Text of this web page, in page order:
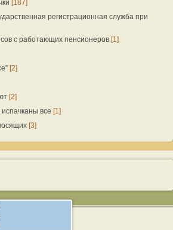
[187]
регистрационная служба при
с работающих пенсионеров [1]
[2]
[2]
испачканы все [1]
[3]